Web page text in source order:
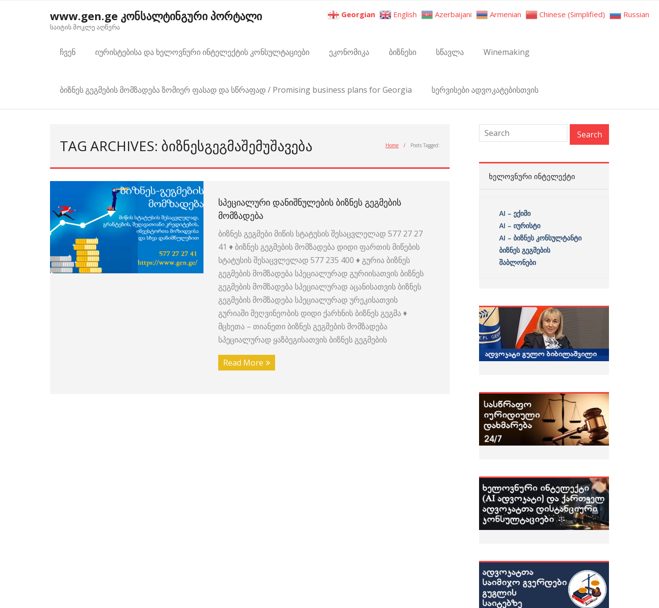
www.gen.ge კონსალტინგური პორტალი
საიტის მოკლე აღწერა
ჩვენ იურისტებისა და ხელოვნური ინტელექტის კონსულტაციები ეკონომიკა ბიზნესი სწავლა Winemaking
ბიზნეს გეგმების მომზადება ზომიერ ფასად და სწრაფად / Promising business plans for Georgia სერვისები ადვოკატებისთვის
TAG ARCHIVES: ᲑᲘᲖᲜᲔᲡᲒᲔᲒᲛᲐᲨᲔᲛᲣᲨᲐᲕᲔᲑᲐ Home / Posts Tagged:
ᲡᲞᲔᲪᲘᲐᲚᲣᲠᲘ ᲓᲐᲜᲘᲨᲜᲣᲚᲔᲑᲘᲡ ᲑᲘᲖᲜᲔᲡ ᲒᲔᲒᲛᲔᲑᲘᲡ
ᲛᲝᲛᲖᲐᲓᲔᲑᲐ
ბიზნეს გეგმები მიწის სტატუსის შესაცვლელად 577 27 27
41 ♦ ბიზნეს გეგმების მომზადება დიდი ფართის მიწების
სტატუსის შესაცვლელად 577 235 400 ♦ გურია ბიზნეს
გეგმების მომზადება სპეციალურად გურიისათვის ბიზნეს
გეგმების მომზადება სპეციალურად აცანისათვის ბიზნეს
გეგმების მომზადება სპეციალურად ურეკისათვის
გურიაში მეღვინეობის დიდი ქარხნის ბიზნეს გეგმა ♦
მცხეთა – თიანეთი ბიზნეს გეგმების მომზადება
სპეციალურად ყაზბეგისათვის ბიზნეს გეგმების
Read More
ᲮᲔᲚᲝᲕᲜᲣᲠᲘ ᲘᲜᲢᲔᲚᲔᲥᲢᲘ
AI – ექიმი
AI – იურისტი
AI – ბიზნეს კონსულტანტი
ბიზნეს გეგმების
შაბლონები
Georgian English Azerbaijani Armenian Chinese (Simplified) Russian